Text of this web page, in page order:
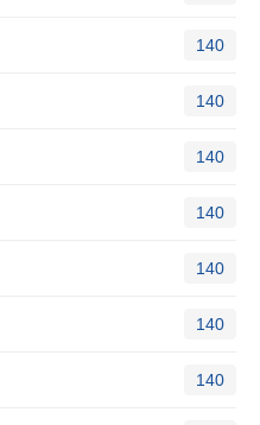
140
140
140
140
140
140
140